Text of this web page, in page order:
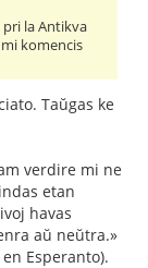
la Antikva
komencis
Taŭgas ke
verdire mi ne
etan
havas
aŭ neŭtra.»
en Esperanto).